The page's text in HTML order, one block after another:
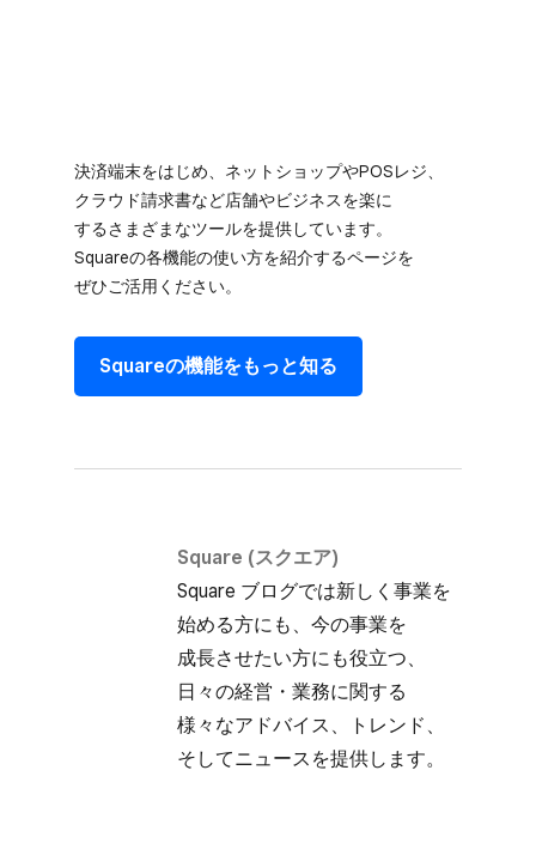
決済端末を​はじめ、​ネットショップや​POSレジ、​
クラウド請求書など​店舗や​ビジネスを​楽に​
するさまざまな​ツールを​提供しています。​
Squareの​各機能の​使い方を​紹介する​ページを​
ぜひご活用ください。
Squareの​機能を​もっと​知る
Square (スクエア)
Square ブログでは​新しく​事業を​
始める方にも、​今の​事業を​
成長させたい方にも​役立つ、​
日々の​経営・業務に​関する​
様々な​アドバイス、​トレンド、​
そして​ニュースを​提供します。